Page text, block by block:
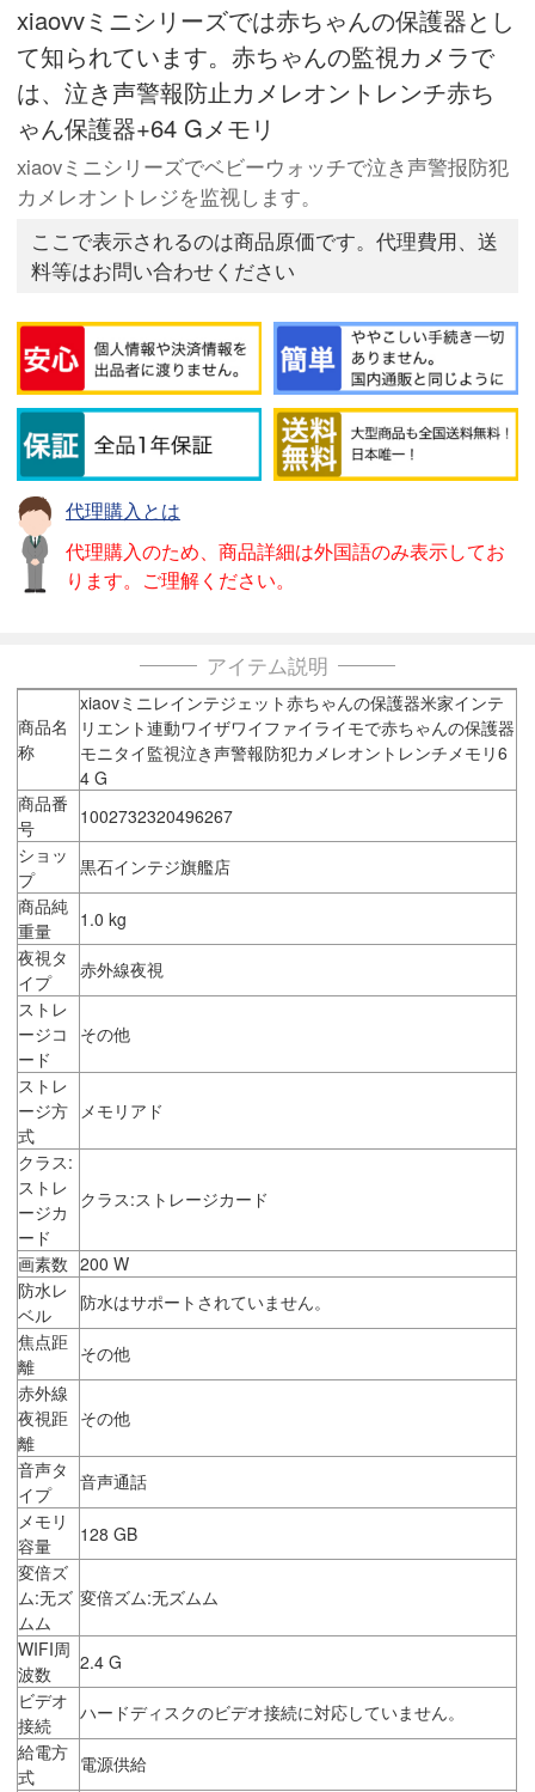
xiaovvミニシリーズでは赤ちゃんの保護器とし
て知られています。赤ちゃんの監視カメラで
は、泣き声警報防止カメレオントレンチ赤ち
ゃん保護器+64 Gメモリ
xiaovミニシリーズでベビーウォッチで泣き声警报防犯
カメレオントレジを监视します。
ここで表示されるのは商品原価です。代理費用、送
料等はお問い合わせください
代理購入とは
代理購入のため、商品詳細は外国語のみ表示してお
ります。ご理解ください。
アイテム説明
商品名
称
xiaovミニレインテジェット赤ちゃんの保護器米家インテ
リエント連動ワイザワイファイライモで赤ちゃんの保護器
モニタイ監視泣き声警報防犯カメレオントレンチメモリ6
4 G
商品番
号
1002732320496267
ショッ
プ
黒石インテジ旗艦店
商品純
重量
1.0 kg
夜視タ
イプ
赤外線夜視
ストレ
ージコ
ード
その他
ストレ
ージ方
式
メモリアド
クラス:
ストレ
ージカ
ード
クラス:ストレージカード
画素数 200 W
防水レ
ベル
防水はサポートされていません。
焦点距
離
その他
赤外線
夜視距
離
その他
音声タ
イプ
音声通話
メモリ
容量
128 GB
変倍ズ
ム:无ズ
ムム
変倍ズム:无ズムム
WIFI周
波数
2.4 G
ビデオ
接続
ハードディスクのビデオ接続に対応していません。
給電方
式
電源供給